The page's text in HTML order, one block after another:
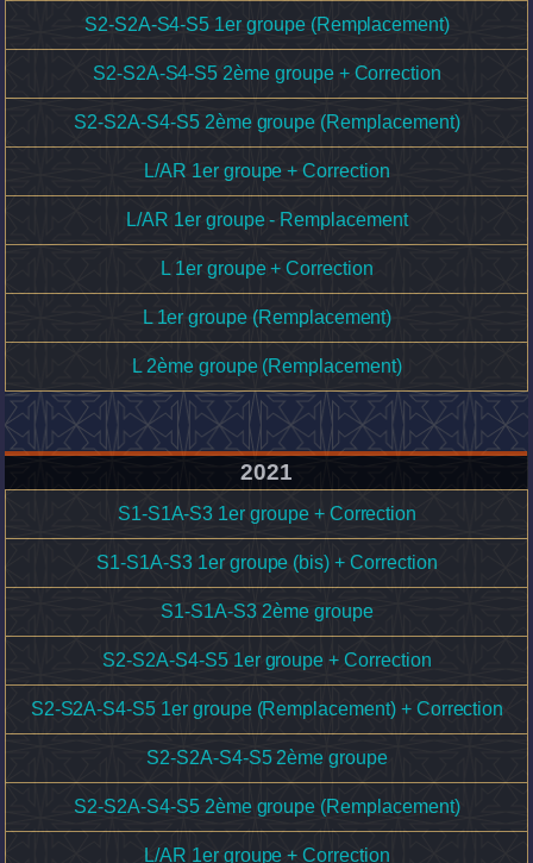
S2-S2A-S4-S5 1er groupe (Remplacement)
S2-S2A-S4-S5 2ème groupe + Correction
S2-S2A-S4-S5 2ème groupe (Remplacement)
L/AR 1er groupe + Correction
L/AR 1er groupe - Remplacement
L 1er groupe + Correction
L 1er groupe (Remplacement)
L 2ème groupe (Remplacement)
2021
S1-S1A-S3 1er groupe + Correction
S1-S1A-S3 1er groupe (bis) + Correction
S1-S1A-S3 2ème groupe
S2-S2A-S4-S5 1er groupe + Correction
S2-S2A-S4-S5 1er groupe (Remplacement) + Correction
S2-S2A-S4-S5 2ème groupe
S2-S2A-S4-S5 2ème groupe (Remplacement)
L/AR 1er groupe + Correction